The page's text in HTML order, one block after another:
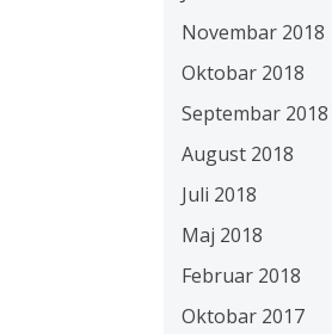
Novembar 2018
Oktobar 2018
Septembar 2018
August 2018
Juli 2018
Maj 2018
Februar 2018
Oktobar 2017